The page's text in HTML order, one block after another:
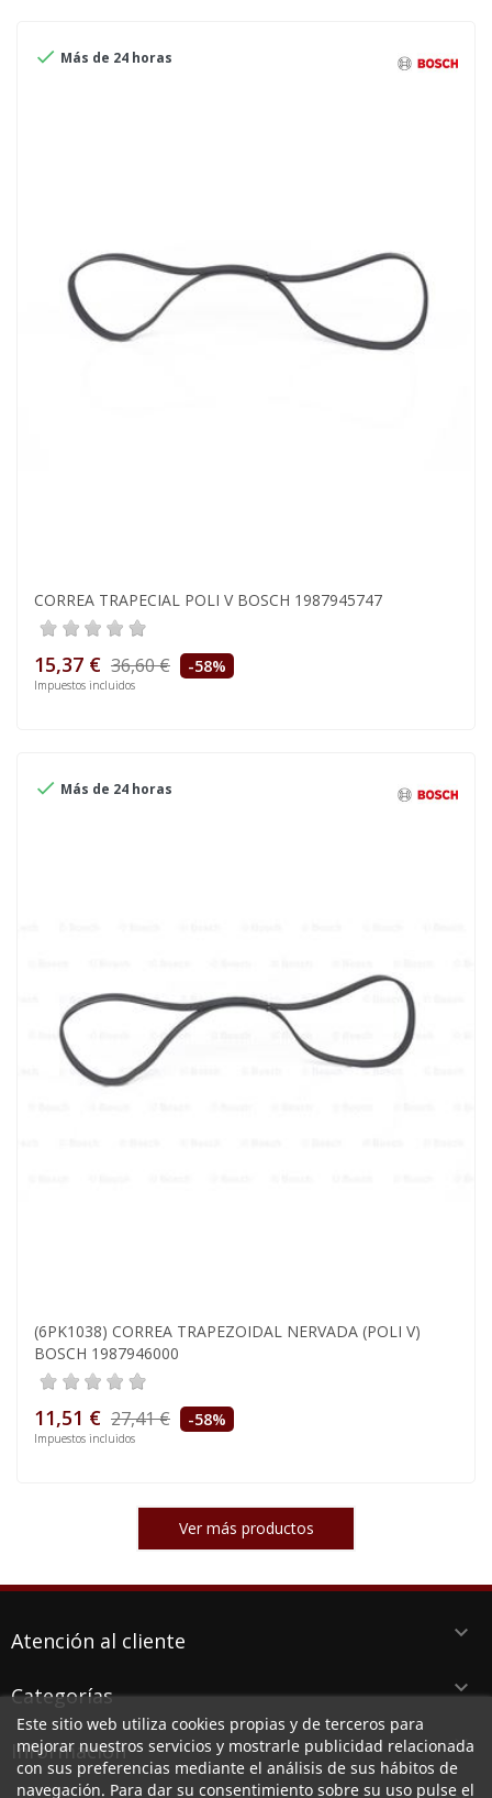
 Más de 24 horas
CORREA TRAPECIAL POLI V BOSCH 1987945747
15,37 € 36,60 € -58%
Impuestos incluidos
 Más de 24 horas
(6PK1038) CORREA TRAPEZOIDAL NERVADA (POLI V)
BOSCH 1987946000
11,51 € 27,41 € -58%
Impuestos incluidos
Ver más productos
Atención al cliente keyboard_arrow_down
Categorías keyboard_arrow_down
Información keyboard_arrow_down
Este sitio web utiliza cookies propias y de terceros para
mejorar nuestros servicios y mostrarle publicidad relacionada
con sus preferencias mediante el análisis de sus hábitos de
navegación. Para dar su consentimiento sobre su uso pulse el